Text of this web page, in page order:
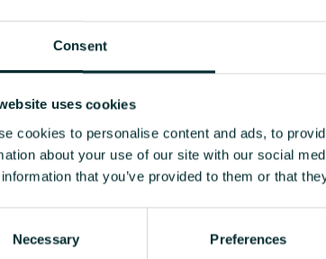
Consent
uses cookies
cookies to personalise content and ads, to
about your use of our site with our social
that you’ve provided to them or that
Necessary Preferences
MÉRETVÁLASZTÉK MŰSZAKI INFORMÁCIÓK